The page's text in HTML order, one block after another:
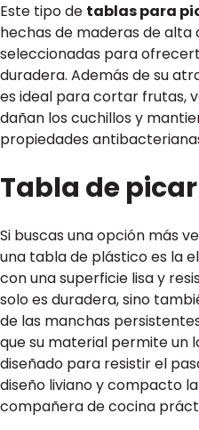
Este tipo de tablas para
hechas de maderas de
seleccionadas para
duradera. Además de su
es ideal para cortar frutas,
dañan los cuchillos y
propiedades
Tabla de
Si buscas una opción más
una tabla de plástico es la
con una superficie lisa y
solo es duradera, sino
de las manchas
que su material permite un
diseñado para resistir el
diseño liviano y compacto
compañera de cocina